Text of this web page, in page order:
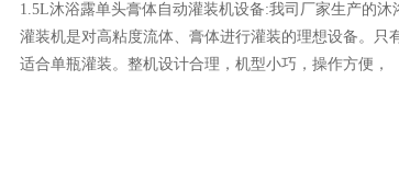
1.5L沐浴露单头膏体自动灌装机设备:我司厂家生产的沐
灌装机​是对高粘度流体、膏体进行灌装的理想设备。只
适合单瓶灌装。整机设计合理，机型小巧，操作方便，